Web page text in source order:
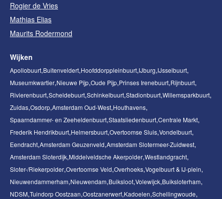
Rogier de Vries
Mathias Elias
Maurits Rodermond
Wijken
Apollobuurt Buitenveldert Hoofddorppleinbuurt IJburg IJsselbuurt
Museumkwartier Nieuwe Pijp Oude Pijp Prinses Irenebuurt Rijnbuurt
Rivierenbuurt Scheldebuurt Schinkelbuurt Stadionbuurt Willemsparkbuurt
Zuidas Osdorp Amsterdam Oud-West Houthavens
Spaarndammer- en Zeeheldenbuurt Staatsliedenbuurt Centrale Markt
Frederik Hendrikbuurt Helmersbuurt Overtoomse Sluis Vondelbuurt
Eendracht Amsterdam Geuzenveld Amsterdam Slotermeer-Zuidwest
Amsterdam Sloterdijk Middelveldsche Akerpolder Westlandgracht
Sloter-/Riekerpolder Overtoomse Veld Overhoeks Vogelbuurt & IJ-plein
Nieuwendammerham Nieuwendam Buiksloot Volewijck Buiksloterham
NDSM Tuindorp Oostzaan Oostzanerwerf Kadoelen Schellingwoude